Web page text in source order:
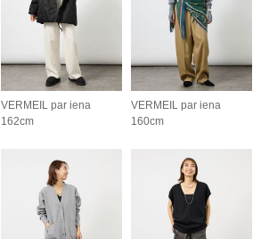
VERMEIL par iena
162cm
VERMEIL par iena
160cm